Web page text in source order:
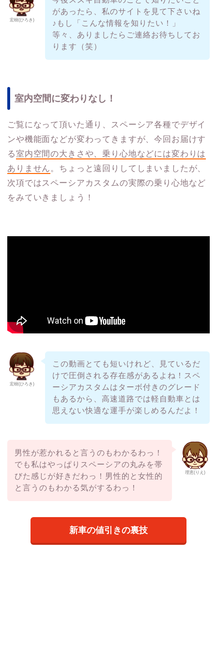
宏樹(ひろき)
があったら、私のサイトを見て下さいね
♪もし「こんな情報を知りたい！」
等々、ありましたらご連絡お待ちしてお
ります（笑）
室内空間に変わりなし！
ご覧になって頂いた通り、スペーシア各種でデザイ
ンや機能面などが変わってきますが、今回お届けす
る室内空間の大きさや、乗り心地などには変わりは
ありません 。ちょっと遠回りしてしまいましたが、
次項ではスペーシアカスタムの実際の乗り心地など
をみていきましょう！
宏樹(ひろき)
この動画とても短いけれど、見ているだ
けで圧倒される存在感があるよね！スペ
ーシアカスタムはターボ付きのグレード
もあるから、高速道路では軽自動車とは
思えない快適な運手が楽しめるんだよ！
理恵(りえ)
男性が惹かれると言うのもわかるわっ！
でも私はやっぱりスペーシアの丸みを帯
びた感じが好きだわっ！男性的と女性的
と言うのもわかる気がするわっ！
新車の値引きの裏技